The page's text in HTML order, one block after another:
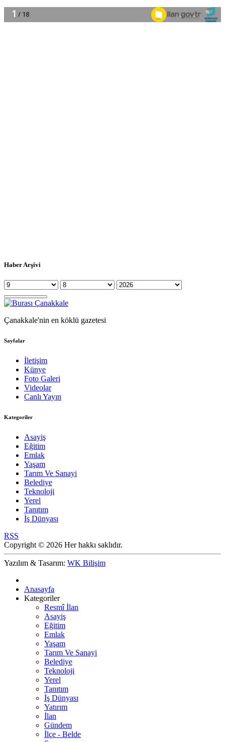
Haber Arşivi
Çanakkale'nin en köklü gazetesi
Sayfalar
İletişim
Künye
Foto Galeri
Videolar
Canlı Yayın
Kategoriler
Asayiş
Eğitim
Emlak
Yaşam
Tarım Ve Sanayi
Belediye
Teknoloji
Yerel
Tanıtım
İş Dünyası
RSS
Copyright © 2026 Her hakkı saklıdır.
Yazılım & Tasarım: WK Bilişim
Anasayfa
Kategoriler
Resmî İlan
Asayiş
Eğitim
Emlak
Yaşam
Tarım Ve Sanayi
Belediye
Teknoloji
Yerel
Tanıtım
İş Dünyası
Yatırım
İlan
Gündem
İlçe - Belde